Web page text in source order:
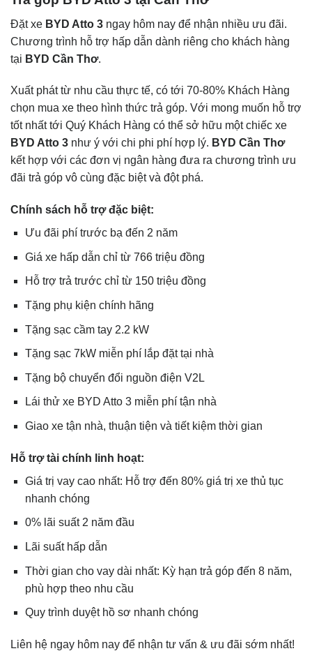
Đặt xe BYD Atto 3 ngay hôm nay để nhận nhiều ưu đãi.
Chương trình hỗ trợ hấp dẫn dành riêng cho khách hàng
tại BYD Cần Thơ.
Xuất phát từ nhu cầu thực tế, có tới 70-80% Khách Hàng
chọn mua xe theo hình thức trả góp. Với mong muốn hỗ trợ
tốt nhất tới Quý Khách Hàng có thể sở hữu một chiếc xe
BYD Atto 3 như ý với chi phi phí hợp lý. BYD Cần Thơ
kết hợp với các đơn vị ngân hàng đưa ra chương trình ưu
đãi trả góp vô cùng đặc biệt và đột phá.
Chính sách hỗ trợ đặc biệt:
Ưu đãi phí trước bạ đến 2 năm
Giá xe hấp dẫn chỉ từ 766 triệu đồng
Hỗ trợ trả trước chỉ từ 150 triệu đồng
Tặng phụ kiện chính hãng
Tặng sạc cầm tay 2.2 kW
Tặng sạc 7kW miễn phí lắp đặt tại nhà
Tặng bộ chuyển đổi nguồn điện V2L
Lái thử xe BYD Atto 3 miễn phí tận nhà
Giao xe tận nhà, thuận tiện và tiết kiệm thời gian
Hỗ trợ tài chính linh hoạt:
Giá trị vay cao nhất: Hỗ trợ đến 80% giá trị xe thủ tục
nhanh chóng
0% lãi suất 2 năm đầu
Lãi suất hấp dẫn
Thời gian cho vay dài nhất: Kỳ hạn trả góp đến 8 năm,
phù hợp theo nhu cầu
Quy trình duyệt hồ sơ nhanh chóng
Liên hệ ngay hôm nay để nhận tư vấn & ưu đãi sớm nhất!